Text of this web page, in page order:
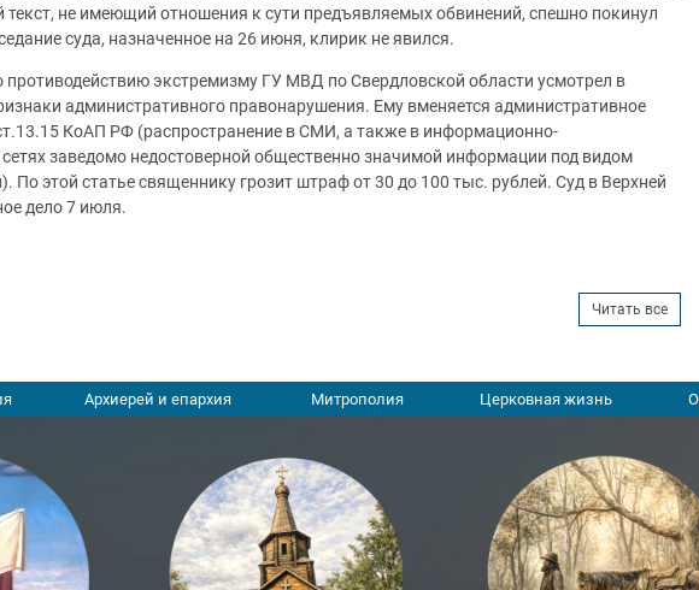
текст, не имеющий отношения к сути предъявляемых обвинений, спешно покинул
суда, назначенное на 26 июня, клирик не явился.
противодействию экстремизму ГУ МВД по Свердловской области усмотрел в
административного правонарушения. Ему вменяется административное
КоАП РФ (распространение в СМИ, а также в информационно-
заведомо недостоверной общественно значимой информации под видом
По этой статье священнику грозит штраф от 30 до 100 тыс. рублей. Суд в Верхней
дело 7 июля.
Читать все
Архиерей и епархия Митрополия Церковная жизнь